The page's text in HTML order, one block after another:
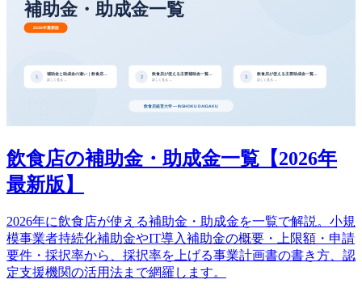
飲食店の補助金・助成金一覧【2026年
最新版】
2026年に飲食店が使える補助金・助成金を一覧で解説。小規
模事業者持続化補助金やIT導入補助金の概要・上限額・申請
要件・採択率から、採択率を上げる事業計画書の書き方、認
定支援機関の活用法まで網羅します。